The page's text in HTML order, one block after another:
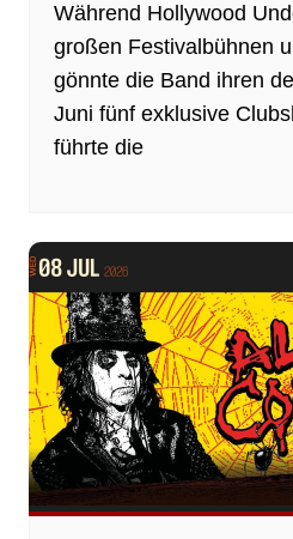
Während Hollywood
großen Festivalbühnen
gönnte die Band ihren
Juni fünf exklusive
führte die